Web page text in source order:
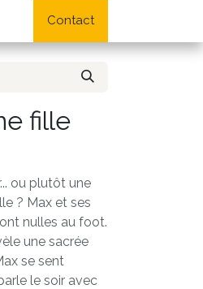
Lifestyle
Contact
fille
ou plutôt une
? Max et ses
nulles au foot.
une sacrée
se sent
le soir avec